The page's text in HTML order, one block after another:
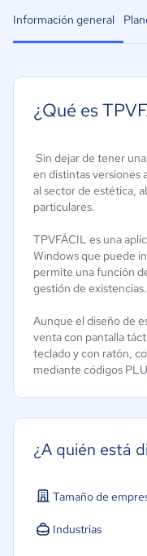
Información general
¿Qué es
Sin dejar de tener
en distintas versiones
al sector de estética,
particulares.
TPVFÁCIL es una
Windows que puede
permite una función
gestión de existencias.
Aunque el diseño de
venta con pantalla
teclado y con ratón,
mediante códigos
¿A quién está
Tamaño de
Industrias